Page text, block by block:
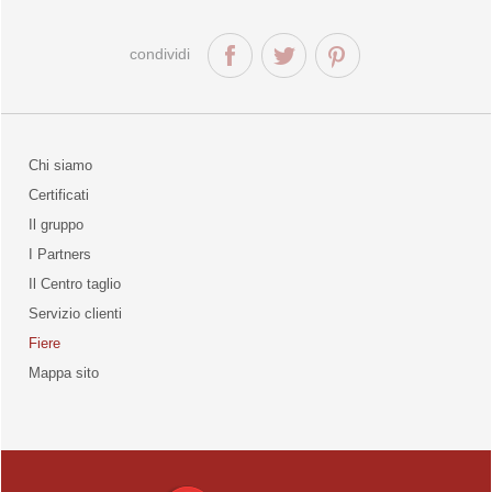
condividi
Chi siamo
qualità
Certificati
Il gruppo
I Partners
Il Centro taglio
Servizio clienti
Fiere
Mappa sito